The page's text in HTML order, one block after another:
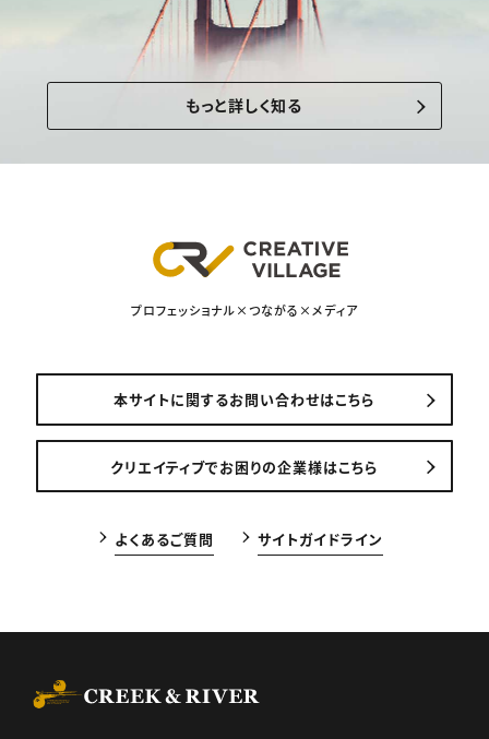
もっと詳しく知る
プロフェッショナル×つながる×メディア
本サイトに関するお問い合わせはこちら
クリエイティブでお困りの企業様はこちら
よくあるご質問 サイトガイドライン